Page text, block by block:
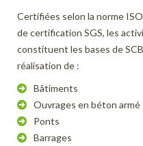
Certifiées selon la norme
de certification SGS, les
constituent les bases de
réalisation de :
Bâtiments
Ouvrages en béton armé
Ponts
Barrages